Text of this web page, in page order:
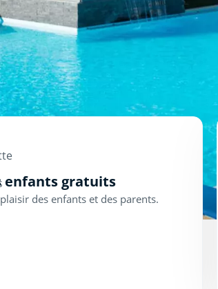
enfants gratuits
des enfants et des parents.